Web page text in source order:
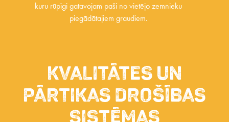
kuru rūpīgi gatavojam paši no vietējo zemnieku
piegādātajiem graudiem.
Kvalitātes un
pārtikas drošības